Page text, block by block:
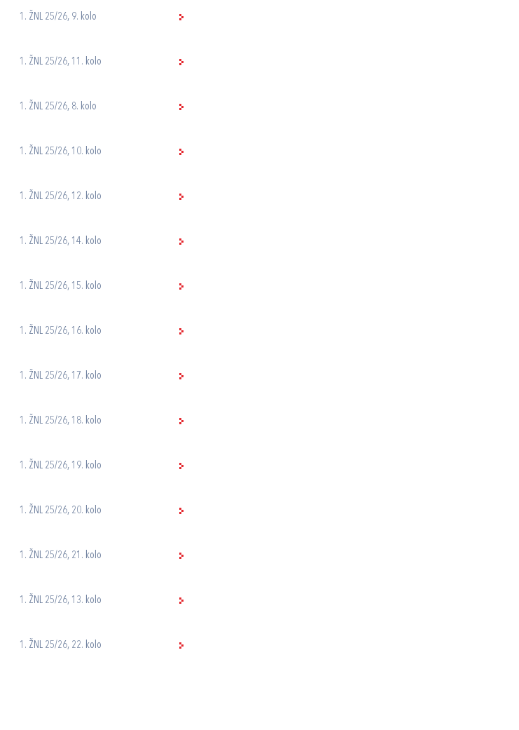
1. ŽNL 25/26, 9. kolo
1. ŽNL 25/26, 11. kolo
1. ŽNL 25/26, 8. kolo
1. ŽNL 25/26, 10. kolo
1. ŽNL 25/26, 12. kolo
1. ŽNL 25/26, 14. kolo
1. ŽNL 25/26, 15. kolo
1. ŽNL 25/26, 16. kolo
1. ŽNL 25/26, 17. kolo
1. ŽNL 25/26, 18. kolo
1. ŽNL 25/26, 19. kolo
1. ŽNL 25/26, 20. kolo
1. ŽNL 25/26, 21. kolo
1. ŽNL 25/26, 13. kolo
1. ŽNL 25/26, 22. kolo